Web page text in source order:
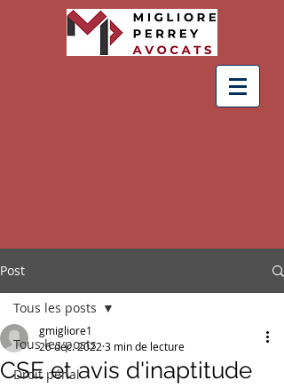
Post
Tous les posts
Droit pénal
Tous les posts
CSE et avis d'inaptitude
gmigliore1
26 déc. 2022 3 min de lecture